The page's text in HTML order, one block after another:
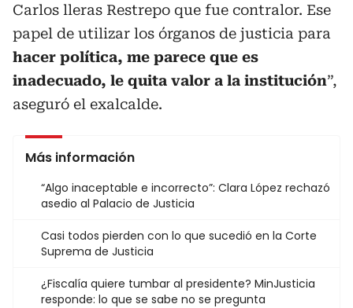
Carlos lleras Restrepo que fue contralor. Ese
papel de utilizar los órganos de justicia para
hacer política, me parece que es
inadecuado, le quita valor a la institución”,
aseguró el exalcalde.
Más información
“Algo inaceptable e incorrecto”: Clara López rechazó
asedio al Palacio de Justicia
Casi todos pierden con lo que sucedió en la Corte
Suprema de Justicia
¿Fiscalía quiere tumbar al presidente? MinJusticia
responde: lo que se sabe no se pregunta